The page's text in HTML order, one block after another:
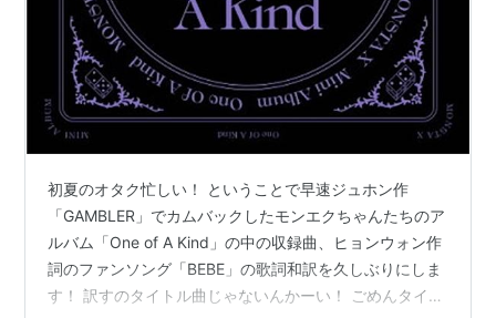
初夏のオタク忙しい！ ということで早速ジュホン作
「GAMBLER」でカムバックしたモンエクちゃんたちのア
ルバム「One of A Kind」の中の収録曲、ヒョンウォン作
詞のファンソング「BEBE」の歌詞和訳を久しぶりにしま
す！ 訳すのタイトル曲じゃないんかーい！ ごめんタイト